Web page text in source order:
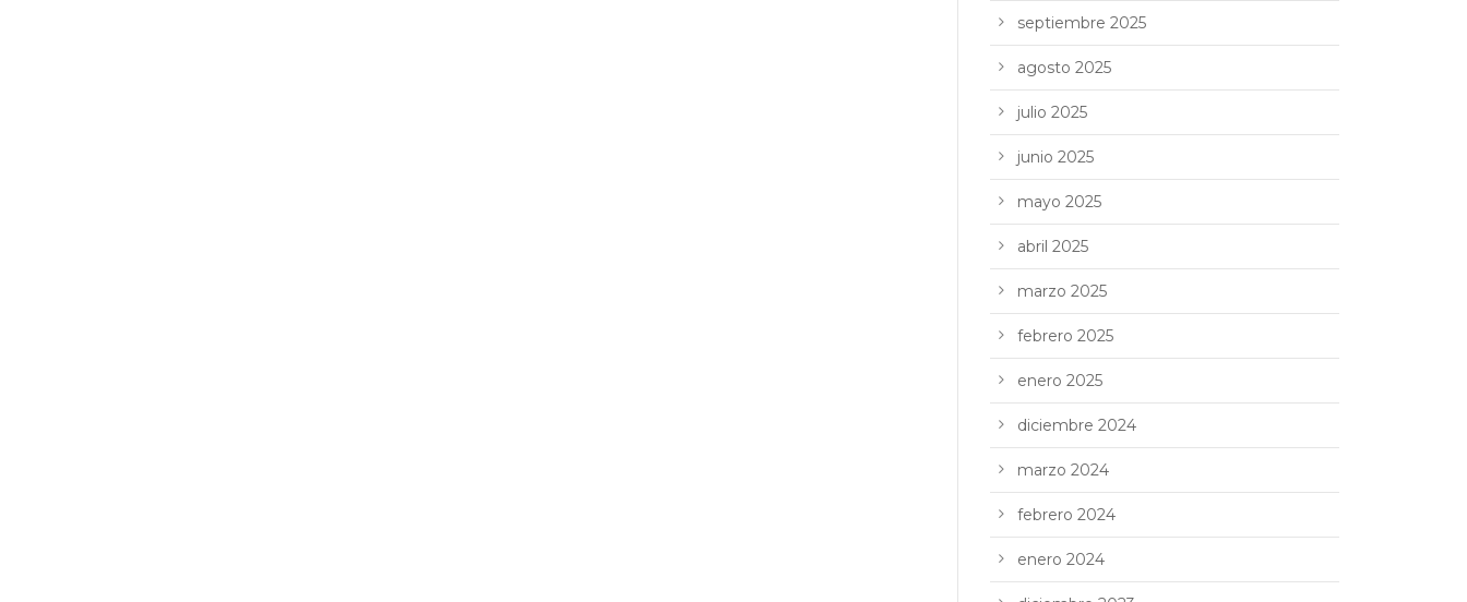
septiembre 2025
agosto 2025
julio 2025
junio 2025
mayo 2025
abril 2025
marzo 2025
febrero 2025
enero 2025
diciembre 2024
marzo 2024
febrero 2024
enero 2024